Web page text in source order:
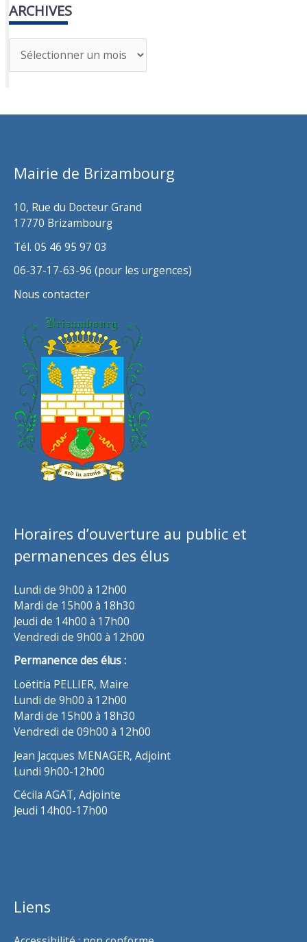
ARCHIVES
r
h
Mairie de Brizambourg
10, Rue du Docteur Grand
17770 Brizambourg
Tél. 05 46 95 97 03
06-37-17-63-96 (pour les urgences)
Nous contacter
Horaires d’ouverture au public et
permanences des élus
Lundi de 9h00 à 12h00
Mardi de 15h00 à 18h30
Jeudi de 14h00 à 17h00
Vendredi de 9h00 à 12h00
Permanence des élus :
Loëtitia PELLIER, Maire
Lundi de 9h00 à 12h00
Mardi de 15h00 à 18h30
Vendredi de 09h00 à 12h00
Jean Jacques MENAGER, Adjoint
Lundi 9h00-12h00
Cécila AGAT, Adjointe
Jeudi 14h00-17h00
Liens